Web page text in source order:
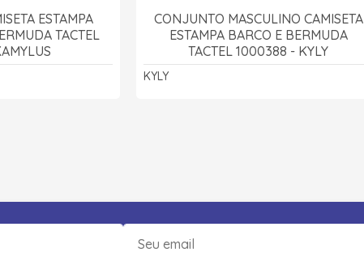
ESTAMPA
TACTEL
CONJUNTO MASCULINO CAMISETA
ESTAMPA BARCO E BERMUDA
TACTEL 1000388 - KYLY
KYLY